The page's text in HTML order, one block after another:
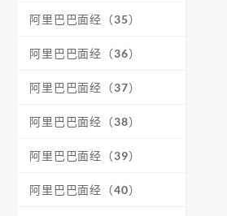
阿里巴巴面经（35）
阿里巴巴面经（36）
阿里巴巴面经（37）
阿里巴巴面经（38）
阿里巴巴面经（39）
阿里巴巴面经（40）